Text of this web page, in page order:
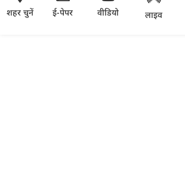
शहर चुनें ई-पेपर वीडियो लाइव